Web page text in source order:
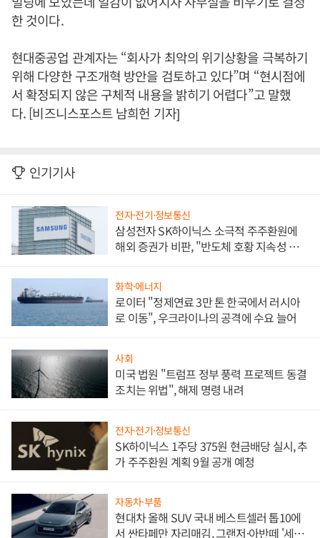
한 것이다.
현대중공업 관계자는 “회사가 최악의 위기상황을 극복하기
위해 다양한 구조개혁 방안을 검토하고 있다”며 “현시점에
서 확정되지 않은 구체적 내용을 밝히기 어렵다”고 말했
다. [비즈니스포스트 남희헌 기자]
인기기사
전자·전기·정보통신
삼성전자 SK하이닉스 소극적 주주환원에
해외 증권가 비판, "반도체 호황 지속성 의
화학·에너지
로이터 "정제연료 3만 톤 한국에서 러시아
로 이동", 우크라이나의 공격에 수요 늘어
사회
미국 법원 "트럼프 정부 풍력 프로젝트 동결
조치는 위법", 해제 명령 내려
전자·전기·정보통신
SK하이닉스 1주당 375원 현금배당 실시, 추
가 주주환원 계획 9월 공개 예정
자동차·부품
현대차 올해 SUV 국내 베스트셀러 톱10에
서 싼타페만 자리매김, 그랜저·아반떼 '세단